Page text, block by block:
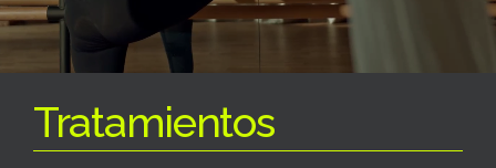
Tratamientos